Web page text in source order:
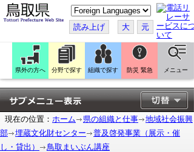
こ
の
ペ
ー
ジ
翻
訳
す
る
読み上げ 大 元
県外の方へ 分野で探す 組織で探す 防災 緊急 メニュー
現在の位置： ホーム 県の組織と仕事
地域社会振興
部
埋蔵文化財センター
普及啓発事業（展示・催
し・貸出）
鳥取まいぶん講座